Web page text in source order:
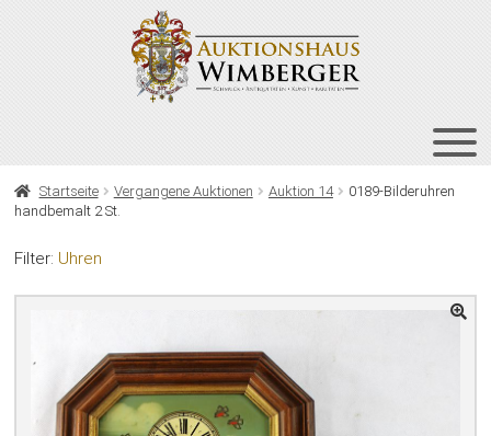
HOME
ÜBER UNS
KONTAKT
Startseite Vergangene Auktionen Auktion 14
0189-Bilderuhren
handbemalt 2 St.
Filter: Uhren